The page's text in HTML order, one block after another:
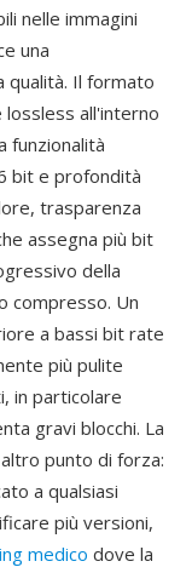
nelle immagini
una
qualità. Il formato
all'interno
funzionalità
bit e profondità
trasparenza
assegna più bit
della
compresso. Un
a bassi bit rate
più pulite
in particolare
gravi blocchi. La
punto di forza:
a qualsiasi
più versioni,
medico dove la